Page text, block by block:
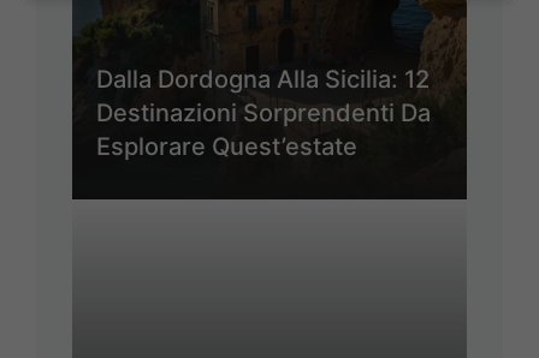
Dalla Dordogna Alla Sicilia: 12
Destinazioni Sorprendenti Da
Esplorare Quest’estate